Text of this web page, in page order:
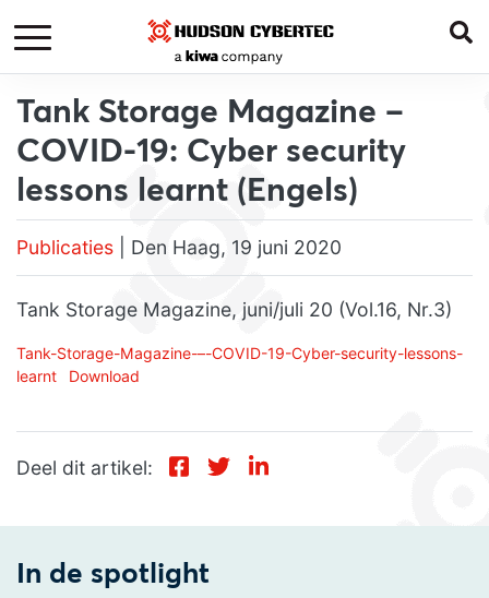
Tank Storage Magazine –
COVID-19: Cyber security
lessons learnt (Engels)
Publicaties | Den Haag, 19 juni 2020
Tank Storage Magazine, juni/juli 20 (Vol.16, Nr.3)
Tank-Storage-Magazine-–-COVID-19-Cyber-security-lessons-
learnt
Download
Deel dit artikel:
In de spotlight